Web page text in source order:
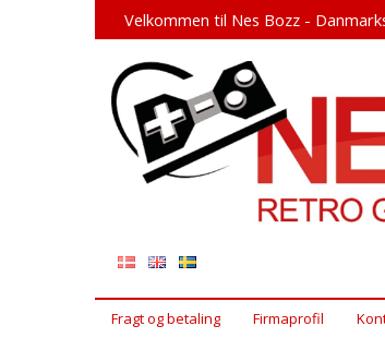
Velkommen til Nes Bozz -
Fragt og betaling Firmaprofil